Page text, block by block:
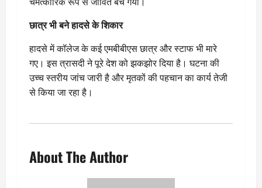
छात्र भी बने हादसे के शिकार
हादसे में कॉलेज के कई एमबीबीएस छात्र और स्टाफ भी मारे
गए। इस त्रासदी ने पूरे देश को झकझोर दिया है। घटना की
उच्च स्तरीय जांच जारी है और मृतकों की पहचान का कार्य तेजी
से किया जा रहा है।
About The Author